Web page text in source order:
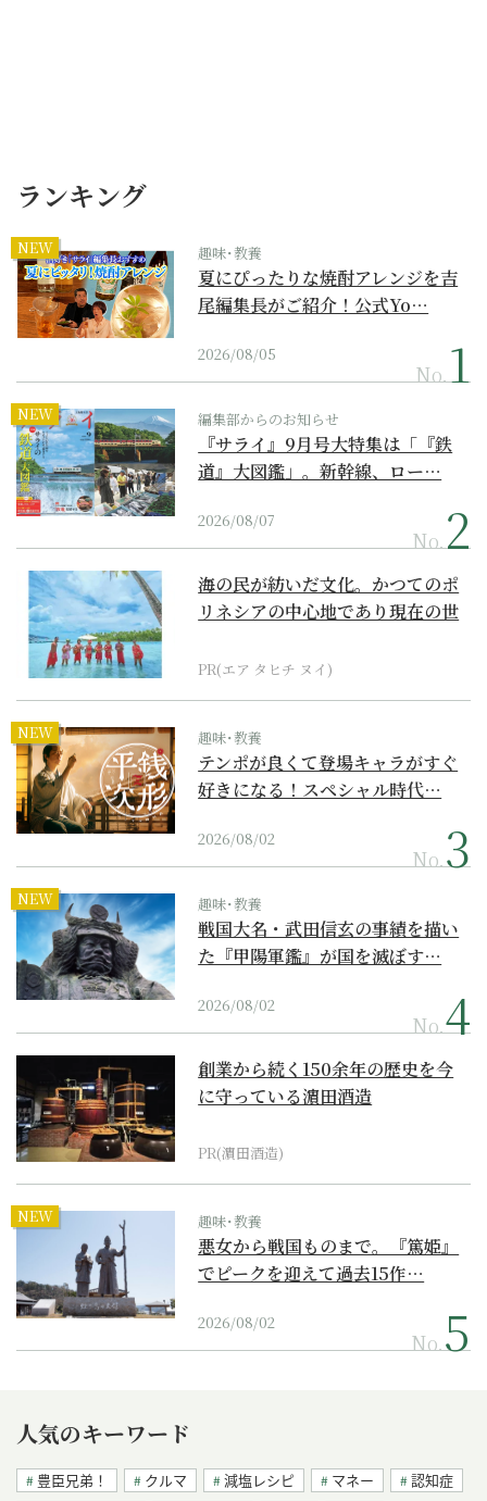
ランキング
NEW 趣味･教養
夏にぴったりな焼酎アレンジを吉
尾編集長がご紹介！公式Yo…
2026/08/05
No.
NEW 編集部からのお知らせ
『サライ』9月号大特集は「『鉄
道』大図鑑」。新幹線、ロー…
2026/08/07
No.
海の民が紡いだ文化。かつてのポ
リネシアの中心地であり現在の世
PR(エア タヒチ ヌイ)
NEW 趣味･教養
テンポが良くて登場キャラがすぐ
好きになる！スペシャル時代…
2026/08/02
No.
NEW 趣味･教養
戦国大名・武田信玄の事績を描い
た『甲陽軍鑑』が国を滅ぼす…
2026/08/02
No.
創業から続く150余年の歴史を今
に守っている濵田酒造
PR(濵田酒造)
NEW 趣味･教養
悪女から戦国ものまで。『篤姫』
でピークを迎えて過去15作…
2026/08/02
No.
人気のキーワード
豊臣兄弟！ クルマ 減塩レシピ マネー
認知症